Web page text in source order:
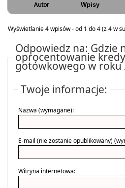
Autor Wpisy
Wyświetlanie 4 wpisów - od 1 do 4 (z 4 w
Odpowiedz na: Gdzie
oprocentowanie
gotówkowego w roku
Twoje informacje:
Nazwa (wymagane):
E-mail (nie zostanie opublikowany)
Witryna internetowa: